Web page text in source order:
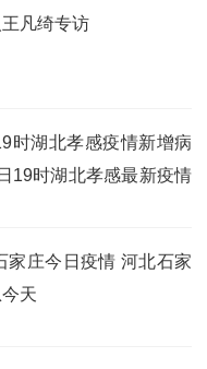
凡绮专访
时湖北孝感疫情新增病
19时湖北孝感最新疫情
家庄今日疫情 河北石家
天